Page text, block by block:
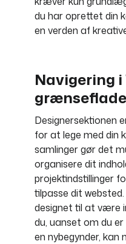
du har oprettet din
en verden af
Navigering i
Designersektionen
for at lege med din
samlinger gør det
organisere dit
projektindstillinger
tilpasse dit
designet til at være
du, uanset om du
en nybegynder, kan